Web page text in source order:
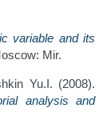
variable and its
Mir.
Yu.I. (2008).
analysis and